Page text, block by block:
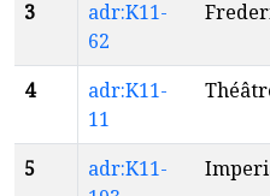
3
adr:K11-
62
4
adr:K11-
11
5
adr:K11-